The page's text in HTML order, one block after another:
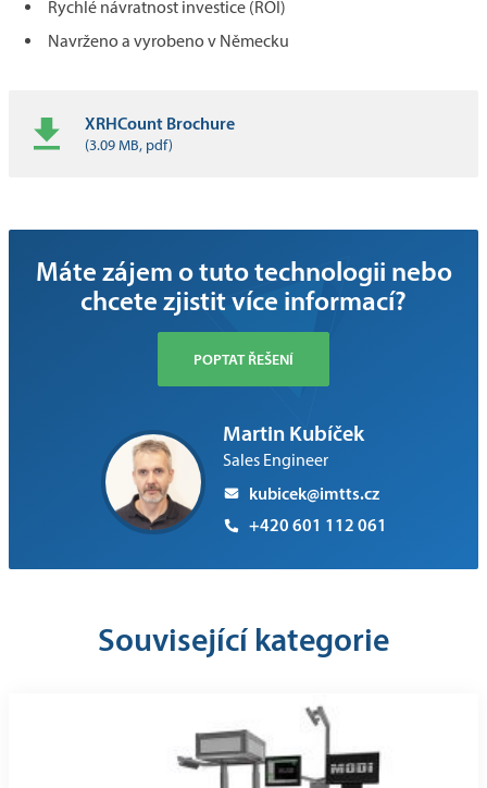
Rychlé návratnost investice (ROI)
Navrženo a vyrobeno v Německu
XRHCount Brochure
(3.09 MB, pdf)
Máte zájem o tuto technologii nebo
chcete zjistit více informací?
POPTAT ŘEŠENÍ
Martin Kubíček
Sales Engineer
kubicek@imtts.cz
+420 601 112 061
Související kategorie